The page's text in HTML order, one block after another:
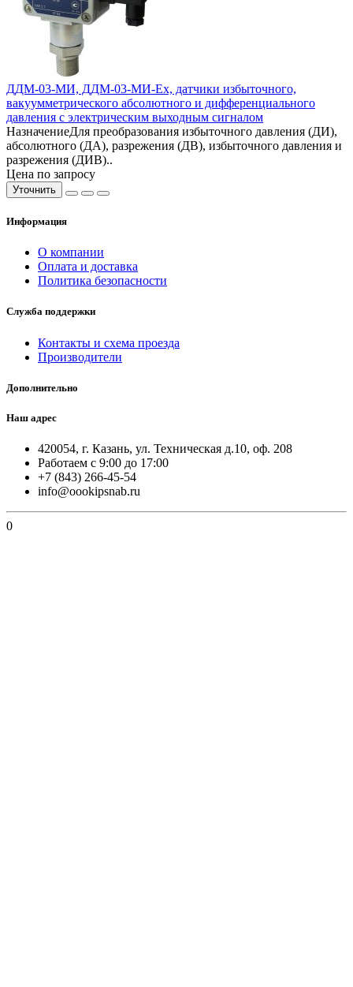
ДДМ-03-МИ, ДДМ-03-МИ-Ех, датчики избыточного,
вакуумметрического абсолютного и дифференциального
давления с электрическим выходным сигналом
НазначениеДля преобразования избыточного давления (ДИ),
абсолютного (ДА), разрежения (ДВ), избыточного давления и
разрежения (ДИВ)..
Цена по запросу
Уточнить
Информация
О компании
Оплата и доставка
Политика безопасности
Служба поддержки
Контакты и схема проезда
Производители
Дополнительно
Наш адрес
420054, г. Казань, ул. Техническая д.10, оф. 208
Работаем с 9:00 до 17:00
+7 (843) 266-45-54
info@oookipsnab.ru
0